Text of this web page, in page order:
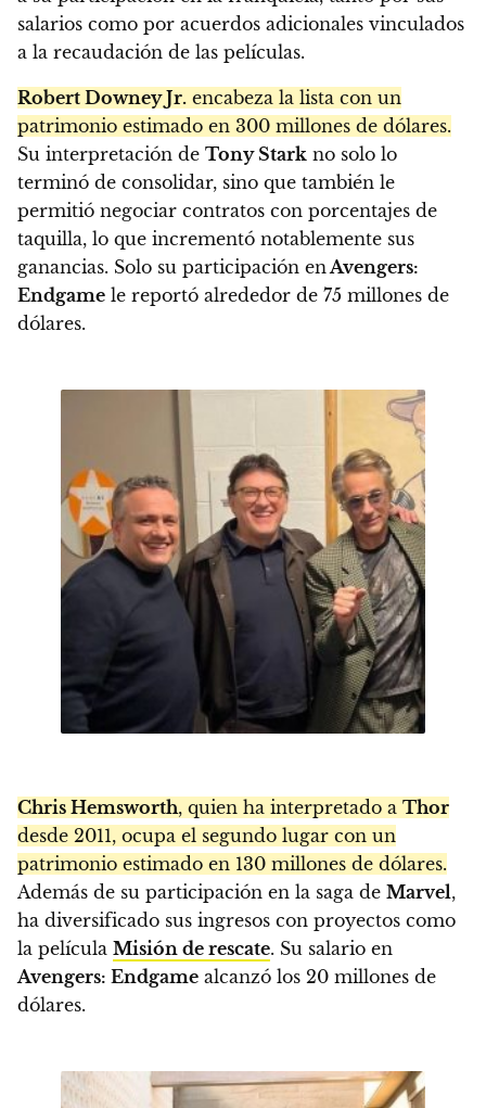
salarios como por acuerdos adicionales vinculados
a la recaudación de las películas.
Robert Downey Jr. encabeza la lista con un
patrimonio estimado en 300 millones de dólares.
Su interpretación de Tony Stark no solo lo
terminó de consolidar, sino que también le
permitió negociar contratos con porcentajes de
taquilla, lo que incrementó notablemente sus
ganancias. Solo su participación en Avengers:
Endgame le reportó alrededor de 75 millones de
dólares.
Chris Hemsworth, quien ha interpretado a Thor
desde 2011, ocupa el segundo lugar con un
patrimonio estimado en 130 millones de dólares.
Además de su participación en la saga de Marvel,
ha diversificado sus ingresos con proyectos como
la película Misión de rescate. Su salario en
Avengers: Endgame alcanzó los 20 millones de
dólares.